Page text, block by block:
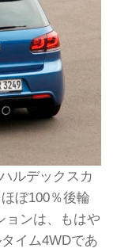
ルデックスカ
ぼ100％後輪
ョンは、もはや
イム4WDであ